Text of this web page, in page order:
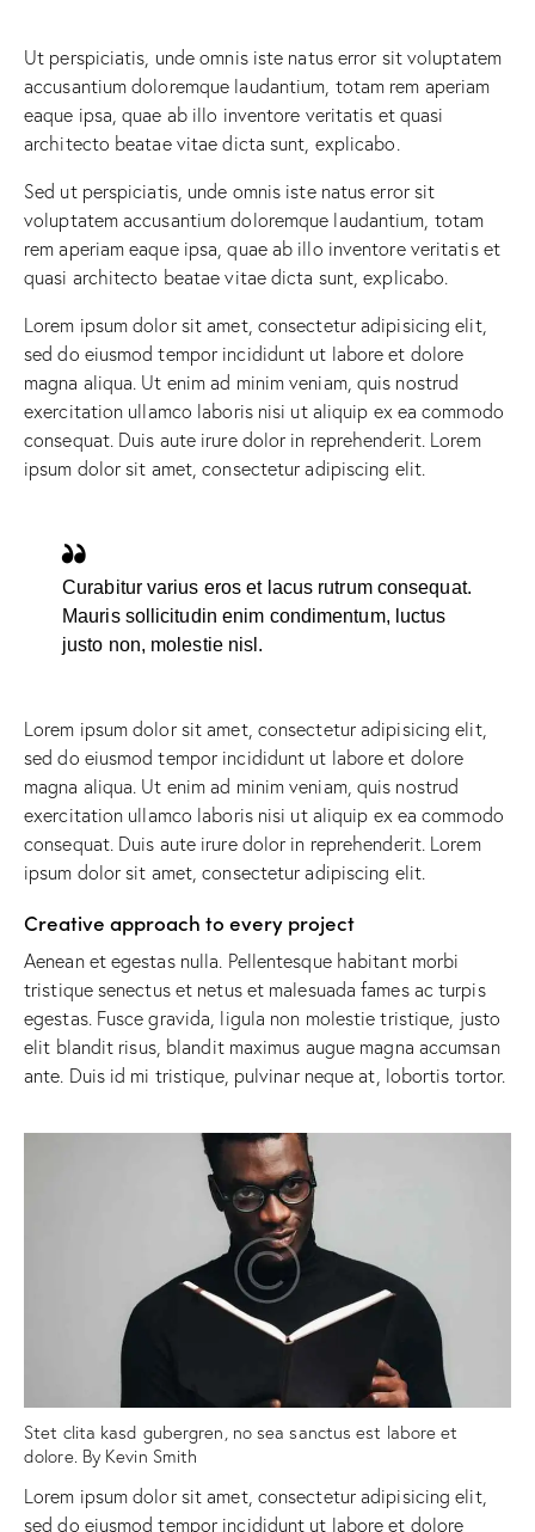
Ut perspiciatis, unde omnis iste natus error sit voluptatem
accusantium doloremque laudantium, totam rem aperiam
eaque ipsa, quae ab illo inventore veritatis et quasi
architecto beatae vitae dicta sunt, explicabo.
Sed ut perspiciatis, unde omnis iste natus error sit
voluptatem accusantium doloremque laudantium, totam
rem aperiam eaque ipsa, quae ab illo inventore veritatis et
quasi architecto beatae vitae dicta sunt, explicabo.
Lorem ipsum dolor sit amet, consectetur adipisicing elit,
sed do eiusmod tempor incididunt ut labore et dolore
magna aliqua. Ut enim ad minim veniam, quis nostrud
exercitation ullamco laboris nisi ut aliquip ex ea commodo
consequat. Duis aute irure dolor in reprehenderit. Lorem
ipsum dolor sit amet, consectetur adipiscing elit.
Curabitur varius eros et lacus rutrum consequat.
Mauris sollicitudin enim condimentum, luctus
justo non, molestie nisl.
Lorem ipsum dolor sit amet, consectetur adipisicing elit,
sed do eiusmod tempor incididunt ut labore et dolore
magna aliqua. Ut enim ad minim veniam, quis nostrud
exercitation ullamco laboris nisi ut aliquip ex ea commodo
consequat. Duis aute irure dolor in reprehenderit. Lorem
ipsum dolor sit amet, consectetur adipiscing elit.
Creative approach to every project
Aenean et egestas nulla. Pellentesque habitant morbi
tristique senectus et netus et malesuada fames ac turpis
egestas. Fusce gravida, ligula non molestie tristique, justo
elit blandit risus, blandit maximus augue magna accumsan
ante. Duis id mi tristique, pulvinar neque at, lobortis tortor.
Stet clita kasd gubergren, no sea sanctus est labore et
dolore. By Kevin Smith
Lorem ipsum dolor sit amet, consectetur adipisicing elit,
sed do eiusmod tempor incididunt ut labore et dolore